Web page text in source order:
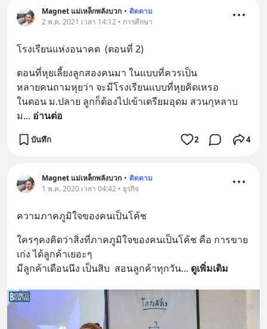
Magnet แม่เหล็กพลังบวก • ติดตาม
2 พ.ค. 2021 เวลา 14:12 • การศึกษา
โรงเรียนแห่งอนาคต  (ตอนที่ 2)
ตอนที่หุยเลี้ยงลูกสองคนมา ในแบบที่ควรเป็น
หลายคนถามหุยว่า จะมีโรงเรียนแบบที่หุยคิดเหรอ
ในตอน ม.ปลาย ลูกก็ต้องไปเข้าเตรียมอุดม สวนกุหลาบ
ม... อ่านต่อ
บันทึก 2 4
Magnet แม่เหล็กพลังบวก • ติดตาม
1 พ.ค. 2020 เวลา 04:42 • ธุรกิจ
ความภาคภูมิใจของคนเป็นโค้ช
ใครๆคงคิดว่าสิ่งที่ภาคภูมิใจของคนเป็นโค้ช คือ การขาย
เก่ง ได้ลูกค้าเยอะๆ
มีลูกค้าเดือนนึง เป็นสิบ  สอนลูกค้าทุกวัน... ดูเพิ่มเติม